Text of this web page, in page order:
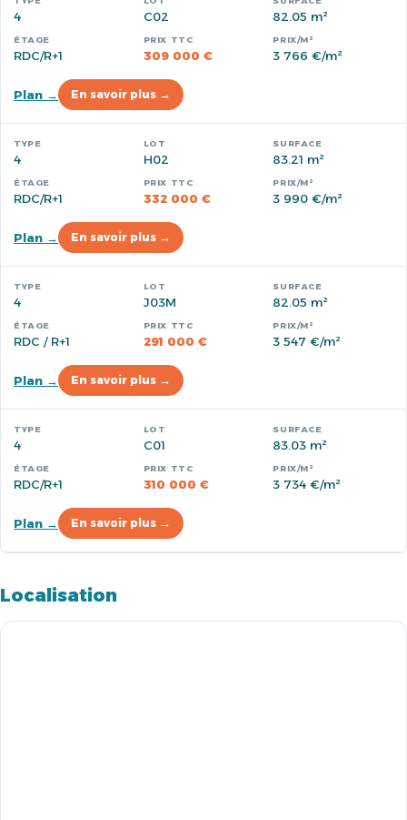
4 C02 82.05 m²
RDC/R+1 309 000 € 3 766 €/m²
Plan → En savoir plus →
4 H02 83.21 m²
RDC/R+1 332 000 € 3 990 €/m²
Plan → En savoir plus →
4 J03M 82.05 m²
RDC / R+1 291 000 € 3 547 €/m²
Plan → En savoir plus →
4 C01 83.03 m²
RDC/R+1 310 000 € 3 734 €/m²
Plan → En savoir plus →
Localisation